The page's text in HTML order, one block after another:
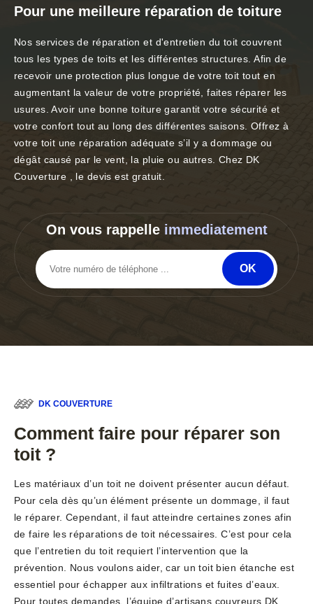
Pour une meilleure réparation de toiture
Nos services de réparation et d'entretien du toit couvrent
tous les types de toits et les différentes structures. Afin de
recevoir une protection plus longue de votre toit tout en
augmentant la valeur de votre propriété, faites réparer les
usures. Avoir une bonne toiture garantit votre sécurité et
votre confort tout au long des différentes saisons. Offrez à
votre toit une réparation adéquate s’il y a dommage ou
dégât causé par le vent, la pluie ou autres. Chez DK
Couverture , le devis est gratuit.
On vous rappelle immediatement
DK COUVERTURE
Comment faire pour réparer son
toit ?
Les matériaux d’un toit ne doivent présenter aucun défaut.
Pour cela dès qu’un élément présente un dommage, il faut
le réparer. Cependant, il faut atteindre certaines zones afin
de faire les réparations de toit nécessaires. C’est pour cela
que l’entretien du toit requiert l’intervention que la
prévention. Nous voulons aider, car un toit bien étanche est
essentiel pour échapper aux infiltrations et fuites d’eaux.
Pour toutes demandes, l’équipe d’artisans couvreurs DK